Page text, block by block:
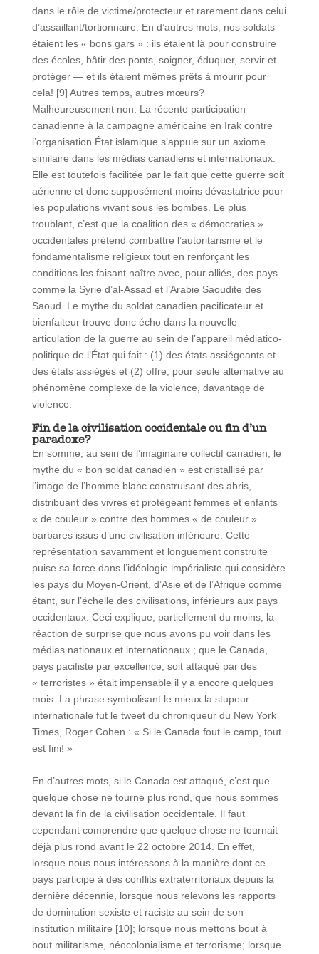
dans le rôle de victime/protecteur et rarement dans celui
d’assaillant/tortionnaire. En d’autres mots, nos soldats
étaient les « bons gars » : ils étaient là pour construire
des écoles, bâtir des ponts, soigner, éduquer, servir et
protéger — et ils étaient mêmes prêts à mourir pour
cela! [9] Autres temps, autres mœurs?
Malheureusement non. La récente participation
canadienne à la campagne américaine en Irak contre
l’organisation État islamique s’appuie sur un axiome
similaire dans les médias canadiens et internationaux.
Elle est toutefois facilitée par le fait que cette guerre soit
aérienne et donc supposément moins dévastatrice pour
les populations vivant sous les bombes. Le plus
troublant, c’est que la coalition des « démocraties »
occidentales prétend combattre l’autoritarisme et le
fondamentalisme religieux tout en renforçant les
conditions les faisant naître avec, pour alliés, des pays
comme la Syrie d’al-Assad et l’Arabie Saoudite des
Saoud. Le mythe du soldat canadien pacificateur et
bienfaiteur trouve donc écho dans la nouvelle
articulation de la guerre au sein de l’appareil médiatico-
politique de l’État qui fait : (1) des états assiégeants et
des états assiégés et (2) offre, pour seule alternative au
phénomène complexe de la violence, davantage de
violence.
Fin de la civilisation occidentale ou fin d’un
paradoxe?
En somme, au sein de l’imaginaire collectif canadien, le
mythe du « bon soldat canadien » est cristallisé par
l’image de l’homme blanc construisant des abris,
distribuant des vivres et protégeant femmes et enfants
« de couleur » contre des hommes « de couleur »
barbares issus d’une civilisation inférieure. Cette
représentation savamment et longuement construite
puise sa force dans l’idéologie impérialiste qui considère
les pays du Moyen-Orient, d’Asie et de l’Afrique comme
étant, sur l’échelle des civilisations, inférieurs aux pays
occidentaux. Ceci explique, partiellement du moins, la
réaction de surprise que nous avons pu voir dans les
médias nationaux et internationaux ; que le Canada,
pays pacifiste par excellence, soit attaqué par des
« terroristes » était impensable il y a encore quelques
mois. La phrase symbolisant le mieux la stupeur
internationale fut le tweet du chroniqueur du New York
Times, Roger Cohen : « Si le Canada fout le camp, tout
est fini! »
En d’autres mots, si le Canada est attaqué, c’est que
quelque chose ne tourne plus rond, que nous sommes
devant la fin de la civilisation occidentale. Il faut
cependant comprendre que quelque chose ne tournait
déjà plus rond avant le 22 octobre 2014. En effet,
lorsque nous nous intéressons à la manière dont ce
pays participe à des conflits extraterritoriaux depuis la
dernière décennie, lorsque nous relevons les rapports
de domination sexiste et raciste au sein de son
institution militaire [10]; lorsque nous mettons bout à
bout militarisme, néocolonialisme et terrorisme; lorsque